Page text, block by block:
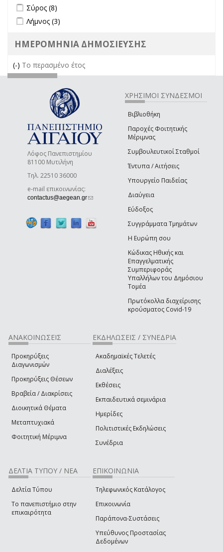
Apply Σύρος filter
Σύρος (8)
Apply Λήμνος filter
Λήμνος (3)
ΗΜΕΡΟΜΗΝΙΑ ΔΗΜΟΣΙΕΥΣΗΣ
(-) Remove Το περασμένο έτος filter
Το περασμένο έτος
Λόφος Πανεπιστημίου
81100 Μυτιλήνη
Τηλ. 22510 36000
e-mail επικοινωνίας:
contactus@aegean.gr(link sends e-mail)
ΧΡΗΣΙΜΟΙ ΣΥΝΔΕΣΜΟΙ
Βιβλιοθήκη
Παροχές Φοιτητικής
Μέριμνας
Συμβουλευτικοί Σταθμοί
Έντυπα / Αιτήσεις
Υπουργείο Παιδείας
Διαύγεια
Εύδοξος
Συγγράμματα Τμημάτων
Η Ευρώπη σου
Κώδικας Ηθικής και
Επαγγελματικής
Συμπεριφοράς
Υπαλλήλων του Δημόσιου
Τομέα
Πρωτόκολλα διαχείρισης
κρούσματος Covid-19
ΑΝΑΚΟΙΝΩΣΕΙΣ
Προκηρύξεις
Διαγωνισμών
Προκηρύξεις Θέσεων
Βραβεία / Διακρίσεις
Διοικητικά Θέματα
Μεταπτυχιακά
Φοιτητική Μέριμνα
ΕΚΔΗΛΩΣΕΙΣ / ΣΥΝΕΔΡΙΑ
Ακαδημαϊκές Τελετές
Διαλέξεις
Εκθέσεις
Εκπαιδευτικά σεμινάρια
Ημερίδες
Πολιτιστικές Εκδηλώσεις
Συνέδρια
ΔΕΛΤΙΑ ΤΥΠΟΥ / ΝΕΑ
Δελτία Τύπου
Το πανεπιστήμιο στην
επικαιρότητα
ΕΠΙΚΟΙΝΩΝΙΑ
Τηλεφωνικός Κατάλογος
Επικοινωνία
Παράπονα-Συστάσεις
Υπεύθυνος Προστασίας
Δεδομένων